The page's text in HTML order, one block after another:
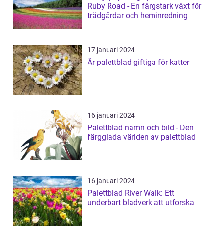
Ruby Road - En färgstark växt för
trädgårdar och heminredning
17 januari 2024
Är palettblad giftiga för katter
16 januari 2024
Palettblad namn och bild - Den
färgglada världen av palettblad
16 januari 2024
Palettblad River Walk: Ett
underbart bladverk att utforska